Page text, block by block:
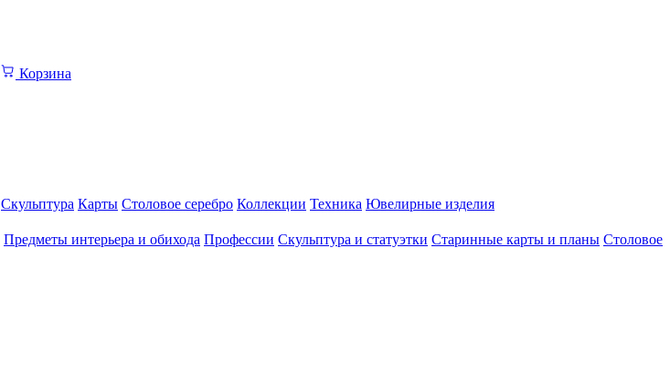
Корзина
Скульптура Карты Столовое серебро Коллекции Техника Ювелирные изделия
Предметы интерьера и обихода Профессии Скульптура и статуэтки Старинные карты и планы Столовое